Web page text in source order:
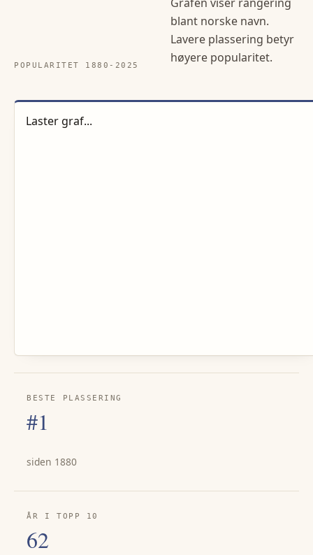
POPULARITET 1880- 2025
blant norske navn.
Lavere plassering betyr
høyere popularitet.
Laster graf...
BESTE PLASSERING
#1
siden 1880
ÅR I TOPP 10
62